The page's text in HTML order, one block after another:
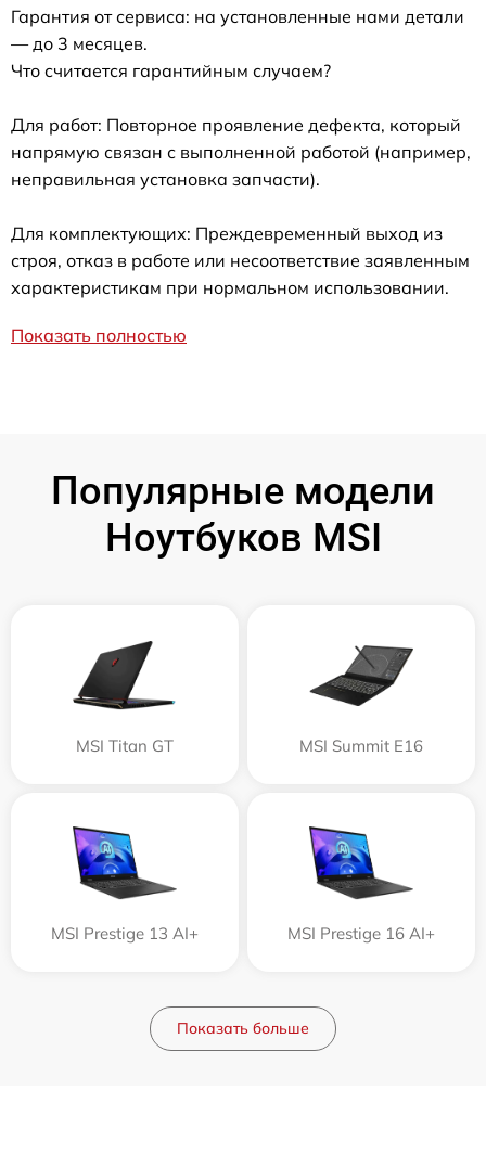
Гарантия от сервиса: на установленные нами детали
— до 3 месяцев.
Что считается гарантийным случаем?
Для работ: Повторное проявление дефекта, который
напрямую связан с выполненной работой (например,
неправильная установка запчасти).
Для комплектующих: Преждевременный выход из
строя, отказ в работе или несоответствие заявленным
характеристикам при нормальном использовании.
Показать полностью
Популярные модели
Ноутбуков MSI
MSI Titan GT MSI Summit E16
MSI Prestige 13 AI+ MSI Prestige 16 AI+
Показать больше